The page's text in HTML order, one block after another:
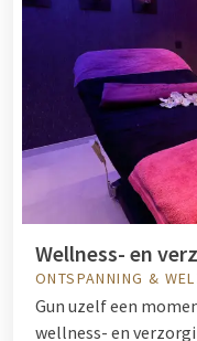
Wellness- en
ONTSPANNING &
Gun uzelf een
wellness- en